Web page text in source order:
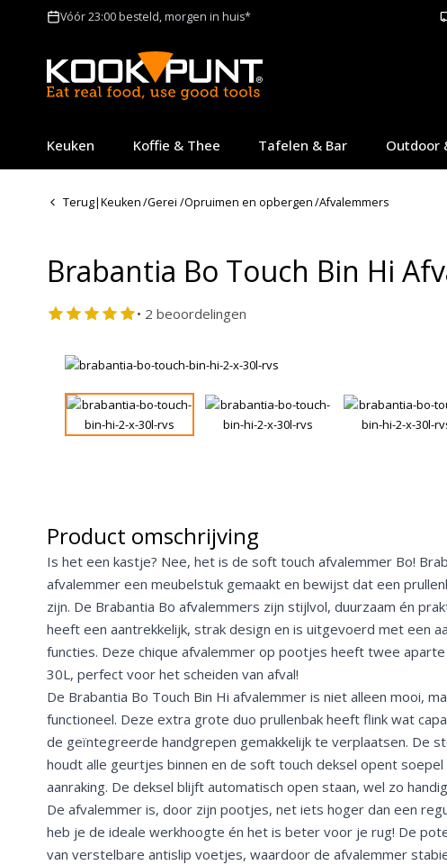
Vóór 23:00 besteld, morgen in huis*
Keuken Koffie & Thee Tafelen & Bar Outdoor
Terug|Keuken/Gerei /Opruimen en opbergen/Afvalemmers
Brabantia Bo Touch Bin Hi
• 2 beoordelingen
Product omschrijving
Is het een kastje? Nee, het is de soft touch afvalemmer Bo!
afvalemmer een meubelstuk gemaakt en bewijst dat een
zijn. De Brabantia Bo afvalemmers zijn stijlvol, duurzaam én
heeft een aantrekkelijk, strak design en is uitgevoerd met een
functies. Deze chique afvalemmer op pootjes heeft twee aparte
30L, perfect voor het scheiden van afval!
De Brabantia Bo Touch Bin Hi afvalemmer is niet alleen mooi,
functioneel. Deze extra grote duo prullenbak heeft flink wat
de geïntegreerde handgrepen gemakkelijk te verplaatsen. De
houdt alle geurtjes binnen en de soft touch deksel opent soepel
aanraking. De deksel blijft automatisch open staan, wel zo
De afvalemmer is, door zijn pootjes, net iets hoger dan een
heb je de ideale werkhoogte én het is beter voor je rug! De
van verstelbare antislip voetjes, waardoor de afvalemmer